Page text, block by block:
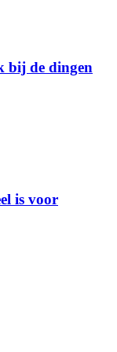
bij de dingen
is voor